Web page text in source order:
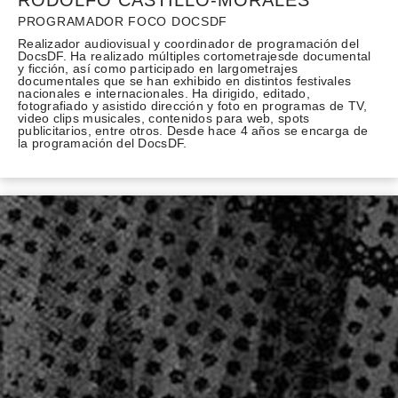
PROGRAMADOR FOCO DOCSDF
Realizador audiovisual y coordinador de programación del
DocsDF. Ha realizado múltiples cortometrajesde documental
y ficción, así como participado en largometrajes
documentales que se han exhibido en distintos festivales
nacionales e internacionales. Ha dirigido, editado,
fotografiado y asistido dirección y foto en programas de TV,
video clips musicales, contenidos para web, spots
publicitarios, entre otros. Desde hace 4 años se encarga de
la programación del DocsDF.